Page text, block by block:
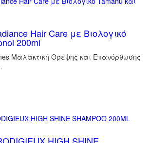
Hair Care με Βιολογικό
200ml
Μαλακτική Θρέψης και Επανόρθωσης